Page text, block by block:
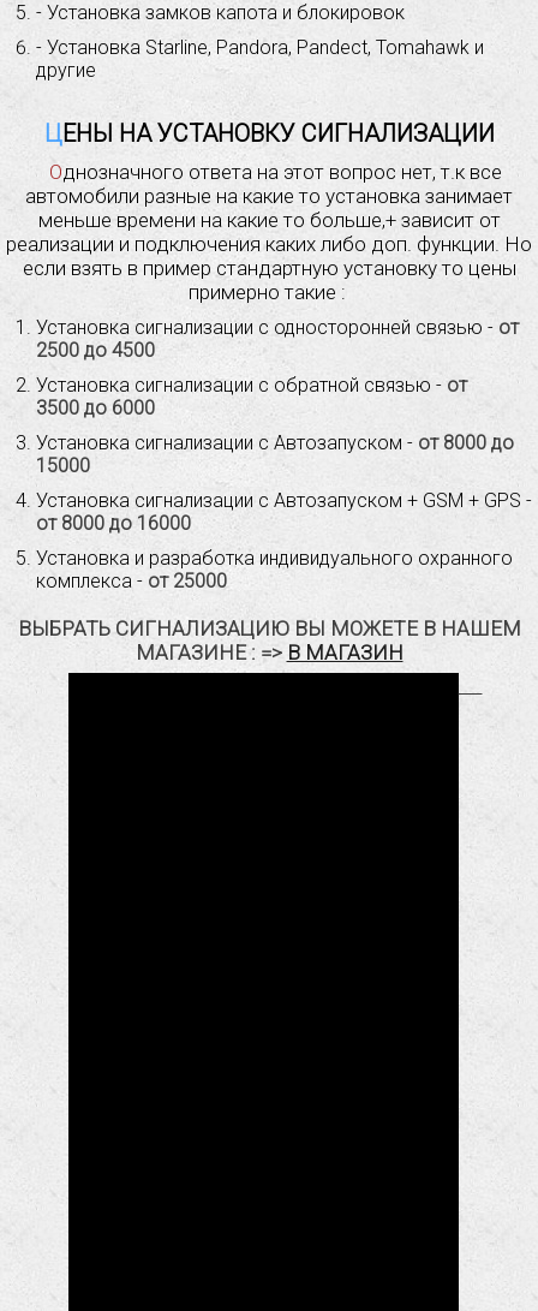
- Установка замков капота и блокировок
- Установка Starline, Pandora, Pandect, Tomahawk и
другие
ЦЕНЫ НА УСТАНОВКУ СИГНАЛИЗАЦИИ
Однозначного ответа на этот вопрос нет, т.к все
автомобили разные на какие то установка занимает
меньше времени на какие то больше,+ зависит от
реализации и подключения каких либо доп. функции. Но
если взять в пример стандартную установку то цены
примерно такие :
Установка сигнализации с односторонней связью - от
2500 до 4500
Установка сигнализации с обратной связью - от
3500 до 6000
Установка сигнализации с Автозапуском - от 8000 до
15000
Установка сигнализации с Автозапуском + GSM + GPS -
от 8000 до 16000
Установка и разработка индивидуального охранного
комплекса - от 25000
МАГАЗИНЕ : => В МАГАЗИН